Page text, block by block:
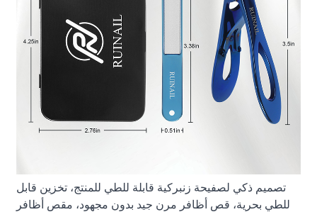
تصميم ذكي لصفيحة زنبركية قابلة للطي للمنتج، تخزين قابل
للطي بحرية، قص أظافر مرن جيد بدون مجهود، مقص أظافر